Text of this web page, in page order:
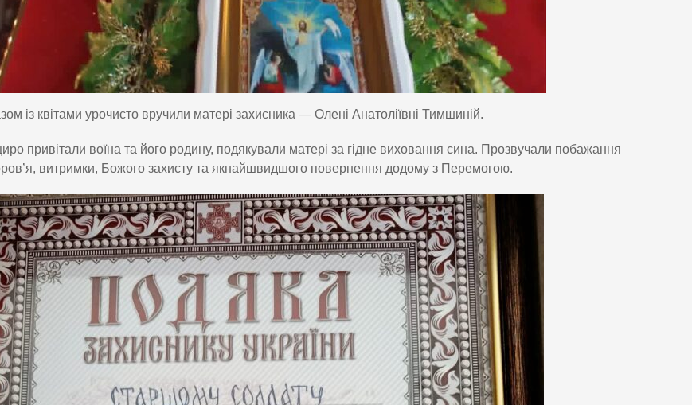
із квітами урочисто вручили матері захисника — Олені Анатоліївні Тимшиній.
привітали воїна та його родину, подякували матері за гідне виховання сина. Прозвучали побажання
витримки, Божого захисту та якнайшвидшого повернення додому з Перемогою.